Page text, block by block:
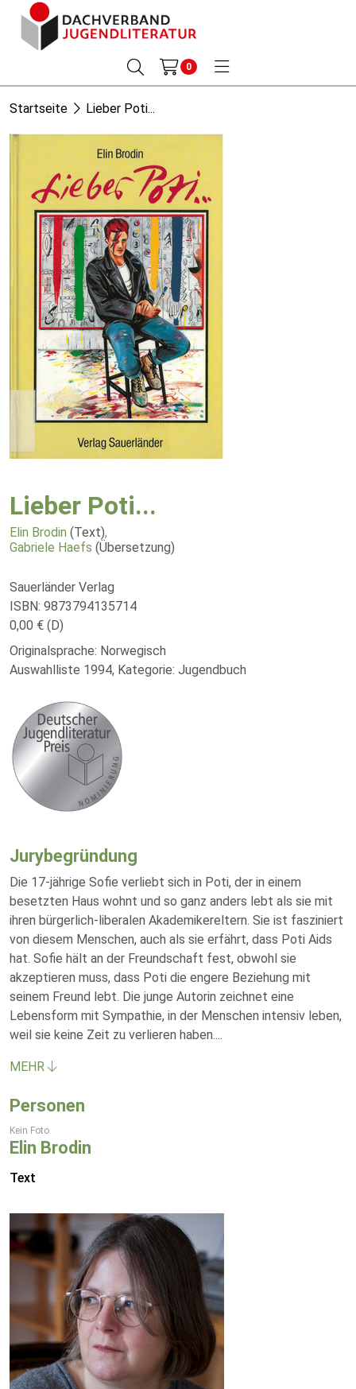
0
Startseite Lieber Poti...
Lieber Poti...
Elin Brodin (Text),
Gabriele Haefs (Übersetzung)
Sauerländer Verlag
ISBN: 9873794135714
0,00 € (D)
Originalsprache: Norwegisch
Auswahlliste 1994, Kategorie: Jugendbuch
Jurybegründung
Die 17-jährige Sofie verliebt sich in Poti, der in einem
besetzten Haus wohnt und so ganz anders lebt als sie mit
ihren bürgerlich-liberalen Akademikereltern. Sie ist fasziniert
von diesem Menschen, auch als sie erfährt, dass Poti Aids
hat. Sofie hält an der Freundschaft fest, obwohl sie
akzeptieren muss, dass Poti die engere Beziehung mit
seinem Freund lebt. Die junge Autorin zeichnet eine
Lebensform mit Sympathie, in der Menschen intensiv leben,
weil sie keine Zeit zu verlieren haben....
MEHR
Personen
Kein Foto
Elin Brodin
Text